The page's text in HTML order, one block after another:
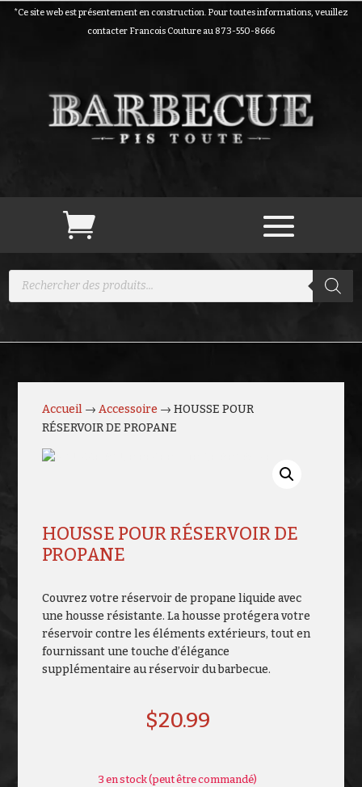
*Ce site web est présentement en construction. Pour toutes informations, veuillez
contacter Francois Couture au 873-550-8666
Recherche
Accueil →Accessoire → HOUSSE POUR
RÉSERVOIR DE PROPANE
HOUSSE POUR RÉSERVOIR DE
PROPANE
Couvrez votre réservoir de propane liquide avec
une housse résistante. La housse protégera votre
réservoir contre les éléments extérieurs, tout en
fournissant une touche d’élégance
supplémentaire au réservoir du barbecue.
$20.99
3 en stock (peut être commandé)